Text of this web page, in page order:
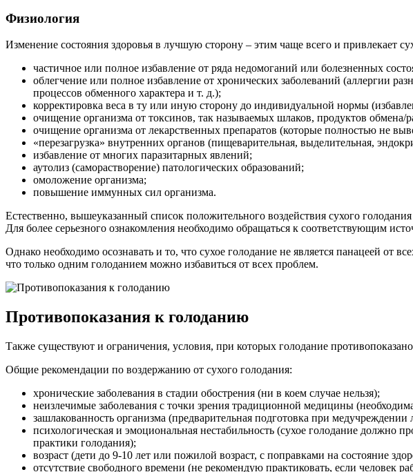
Физиология
Изменение состояния здоровья в лучшую сторону – этим чаще всего и привлекает
частичное или полное избавление от ряда недомоганий или болезненных
облегчение или полное избавление от хронических заболеваний (аллергии
процессов обменного характера и т. д.);
корректировка веса в ту или иную сторону до индивидуальной нормы
очищение организма от токсинов, так называемых шлаков, продуктов обмена/
очищение организма от лекарственных препаратов (которые полностью не
«перезагрузка» внутренних органов (пищеварительная, выделительная,
избавление от многих паразитарных явлений;
аутолиз (саморастворение) патологических образований;
омоложение организма;
повышение иммунных сил организма.
Естественно, вышеуказанный список положительного воздействия сухого
Для более серьезного ознакомления необходимо обращаться к соответствующим
Однако необходимо осознавать и то, что сухое голодание не является панацеей от
что только одним голоданием можно избавиться от всех проблем.
Противопоказания к голоданию
Также существуют и ограничения, условия, при которых голодание
Общие рекомендации по воздержанию от сухого голодания:
хронические заболевания в стадии обострения (ни в коем случае нельзя);
неизлечимые заболевания с точки зрения традиционной медицины
зашлакованность организма (предварительная подготовка при медучреждении
психологическая и эмоциональная нестабильность (сухое голодание должно
практики голодания);
возраст (дети до 9-10 лет или пожилой возраст, с поправками на состояние
отсутствие свободного времени (не рекомендую практиковать, если человек